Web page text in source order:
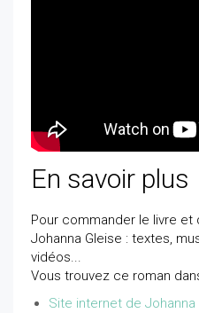
En savoir plus
Pour commander le livre et
Johanna Gleise : textes,
vidéos...
Vous trouvez ce roman
Site internet de Johanna